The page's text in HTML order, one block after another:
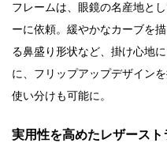
フレームは、眼鏡の名産地と
ーに依頼。緩やかなカーブを
る鼻盛り形状など、掛け心地
に、フリップアップデザイン
使い分けも可能に。
実用性を高めたレザースト